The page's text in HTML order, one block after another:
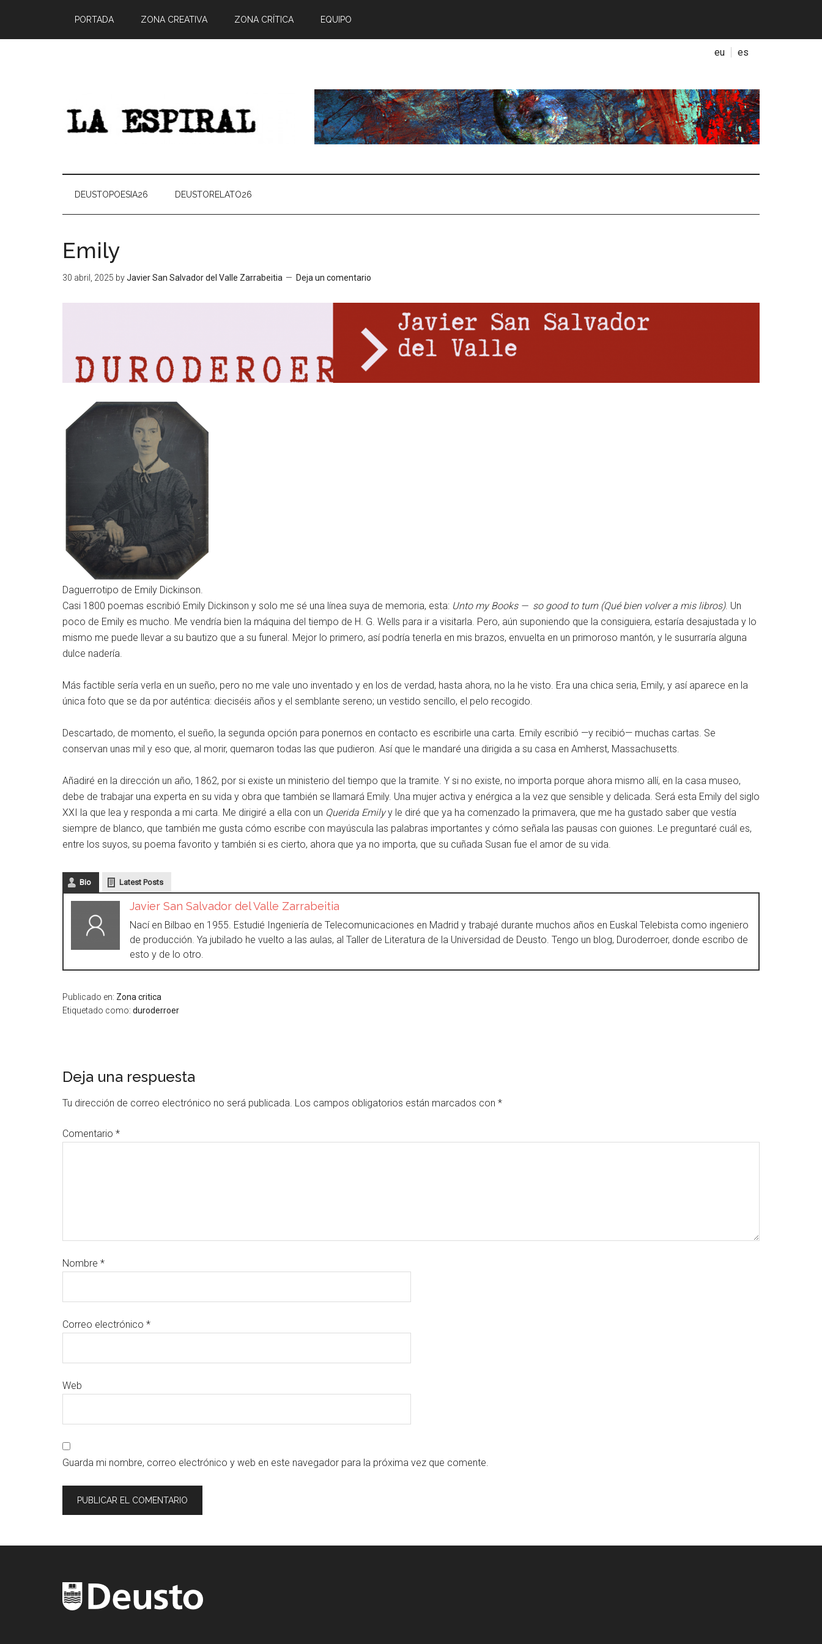
PORTADA ZONA CREATIVA ZONA CRÍTICA EQUIPO
eu es
DEUSTOPOESIA26 DEUSTORELATO26
Emily
30 abril, 2025 byJavier San Salvador del Valle Zarrabeitia Deja un comentario
Daguerrotipo de Emily Dickinson.
Casi 1800 poemas escribió Emily Dickinson y solo me sé una línea suya de memoria, esta: Unto my Books — so good to turn (Qué bien volver a mis libros). Un
poco de Emily es mucho. Me vendría bien la máquina del tiempo de H. G. Wells para ir a visitarla. Pero, aún suponiendo que la consiguiera, estaría desajustada y lo
mismo me puede llevar a su bautizo que a su funeral. Mejor lo primero, así podría tenerla en mis brazos, envuelta en un primoroso mantón, y le susurraría alguna
dulce nadería.
Más factible sería verla en un sueño, pero no me vale uno inventado y en los de verdad, hasta ahora, no la he visto. Era una chica seria, Emily, y así aparece en la
única foto que se da por auténtica: dieciséis años y el semblante sereno; un vestido sencillo, el pelo recogido.
Descartado, de momento, el sueño, la segunda opción para ponernos en contacto es escribirle una carta. Emily escribió —y recibió— muchas cartas. Se
conservan unas mil y eso que, al morir, quemaron todas las que pudieron. Así que le mandaré una dirigida a su casa en Amherst, Massachusetts.
Añadiré en la dirección un año, 1862, por si existe un ministerio del tiempo que la tramite. Y si no existe, no importa porque ahora mismo allí, en la casa museo,
debe de trabajar una experta en su vida y obra que también se llamará Emily. Una mujer activa y enérgica a la vez que sensible y delicada. Será esta Emily del siglo
XXI la que lea y responda a mi carta. Me dirigiré a ella con un Querida Emilyy le diré que ya ha comenzado la primavera, que me ha gustado saber que vestía
siempre de blanco, que también me gusta cómo escribe con mayúscula las palabras importantes y cómo señala las pausas con guiones. Le preguntaré cuál es,
entre los suyos, su poema favorito y también si es cierto, ahora que ya no importa, que su cuñada Susan fue el amor de su vida.
Bio Latest Posts
Javier San Salvador del Valle Zarrabeitia
Nací en Bilbao en 1955. Estudié Ingeniería de Telecomunicaciones en Madrid y trabajé durante muchos años en Euskal Telebista como ingeniero
de producción. Ya jubilado he vuelto a las aulas, al Taller de Literatura de la Universidad de Deusto. Tengo un blog, Duroderroer, donde escribo de
esto y de lo otro.
Publicado en: Zona critica
Etiquetado como: duroderroer
Deja una respuesta
Tu dirección de correo electrónico no será publicada. Los campos obligatorios están marcados con *
Comentario *
Nombre *
Correo electrónico *
Web
Guarda mi nombre, correo electrónico y web en este navegador para la próxima vez que comente.